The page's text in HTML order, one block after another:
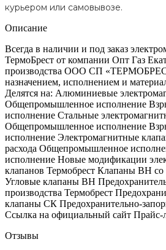
курьером или самовывозе.
Описание
Всегда в наличии и под заказ
ТермоБрест от компании Опт Газ
производства ООО СП
назначением, исполнением и
Делятся на: Алюминиевые
Общепромышленное исполнение
исполнение Стальные
Общепромышленное исполнение
исполнение Электромагнитные
расхода Общепромышленное
исполнение Новые модификации
клапанов Термобрест Клапаны ВН со
Угловые клапаны ВН
производства Термобрест
клапаны СК Предохранительно-
Ссылка на официальный сайт Прайс-
Отзывы